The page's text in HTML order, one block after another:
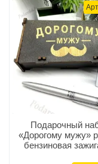
Подарочный
«Дорогому мужу»
бензиновая